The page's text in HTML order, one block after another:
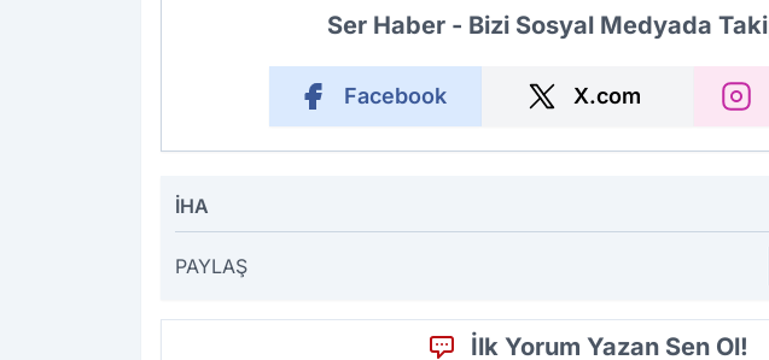
Ser Haber - Bizi Sosyal Medyada
Facebook X.com
İHA
PAYLAŞ
İlk Yorum Yazan Sen Ol!